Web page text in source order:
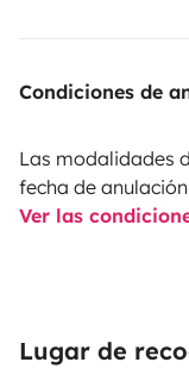
Condiciones de
Las modalidades
fecha de
Ver las
Lugar de